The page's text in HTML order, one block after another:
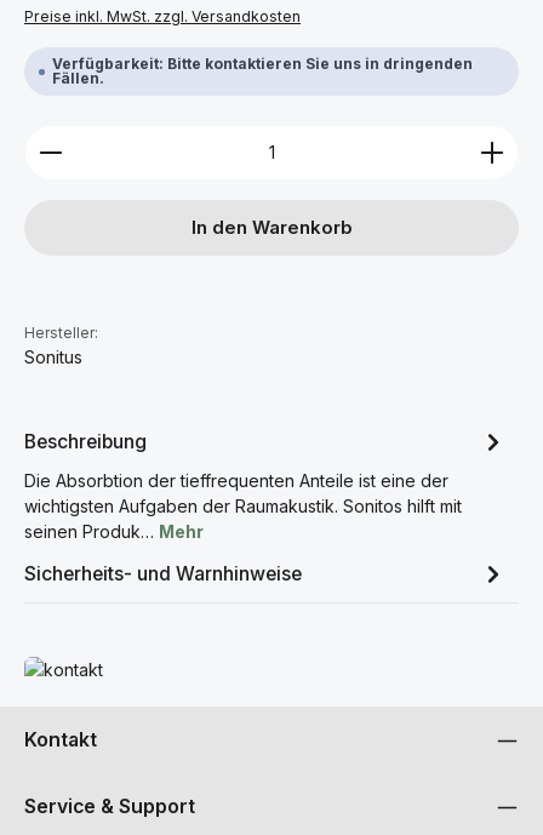
Preise inkl. MwSt. zzgl. Versandkosten
Verfügbarkeit: Bitte kontaktieren Sie uns in dringenden
Fällen.
Produkt Anzahl: Gib den gewünschten Wert ein
In den Warenkorb
Hersteller:
Sonitus
Beschreibung
Die Absorbtion der tieffrequenten Anteile ist eine der
wichtigsten Aufgaben der Raumakustik. Sonitos hilft mit
seinen Produk… Mehr
Sicherheits- und Warnhinweise
Mehr erfahren
Kontakt
Service & Support